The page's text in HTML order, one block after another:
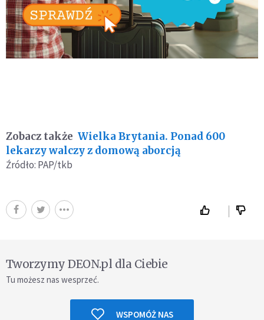
Zobacz także Wielka Brytania. Ponad 600
lekarzy walczy z domową aborcją
Źródło: PAP/tkb
Tworzymy DEON.pl dla Ciebie
Tu możesz nas wesprzeć.
WSPOMÓŻ NAS